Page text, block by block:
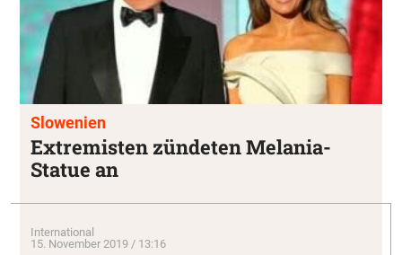
Slowenien
Extremisten zündeten Melania-
Statue an
International
15. November 2019 / 13:16